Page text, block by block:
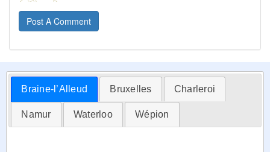
Post A Comment
Braine-l’Alleud Bruxelles Charleroi
Namur Waterloo Wépion